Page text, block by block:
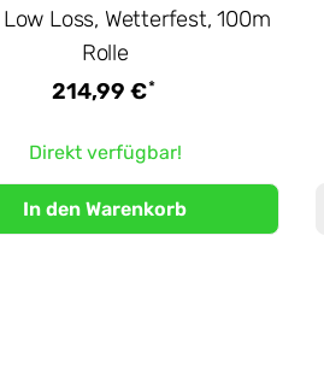
Loss, Wetterfest, 100m
Rolle
214,99 €*
Direkt verfügbar!
In den Warenkorb